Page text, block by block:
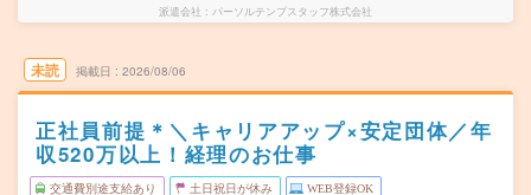
派遣会社 パーソルテンプスタッフ株式会社
未読 掲載日 2026/08/06
正社員前提＊＼キャリアアップ×安定団体／年
収520万以上！経理のお仕事
交通費別途支給あり 土日祝日が休み WEB登録OK